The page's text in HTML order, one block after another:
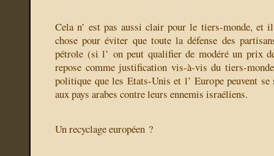
Cela n’ est pas aussi clair pour le tiers-monde, et
chose pour éviter que toute la défense des
pétrole (si l’ on peut qualifier de modéré un prix
repose comme justification vis-à-vis du tiers-
politique que les Etats-Unis et l’ Europe peuvent
aux pays arabes contre leurs ennemis israéliens.
Un recyclage européen ?